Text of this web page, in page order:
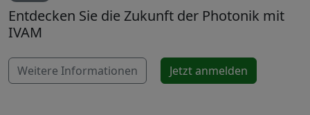
Entdecken Sie die Zukunft der Photonik mit
IVAM
Weitere Informationen Jetzt anmelden